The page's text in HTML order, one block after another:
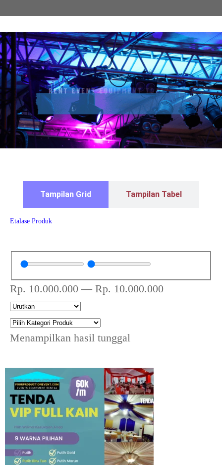
Tampilan Grid Tampilan Tabel
Etalase Produk
Rp. 10.000.000 — Rp. 10.000.000
Menampilkan hasil tunggal